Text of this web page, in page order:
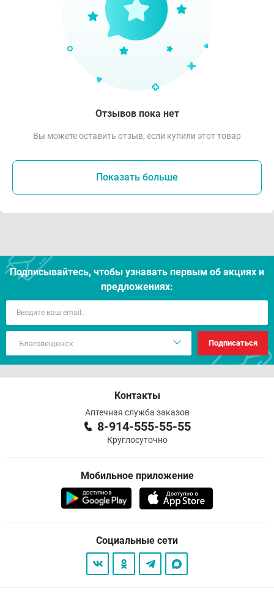
Отзывов пока нет
Вы можете оставить отзыв, если купили этот товар
Показать больше
Подписывайтесь, чтобы узнавать первым об акцияx и
предложениях:
Подписаться
Контакты
Аптечная служба заказов
8-914-555-55-55
Круглосуточно
Мобильное приложение
Социальные сети